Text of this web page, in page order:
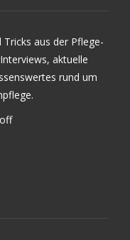
aus der Pflege-
aktuelle
rund um